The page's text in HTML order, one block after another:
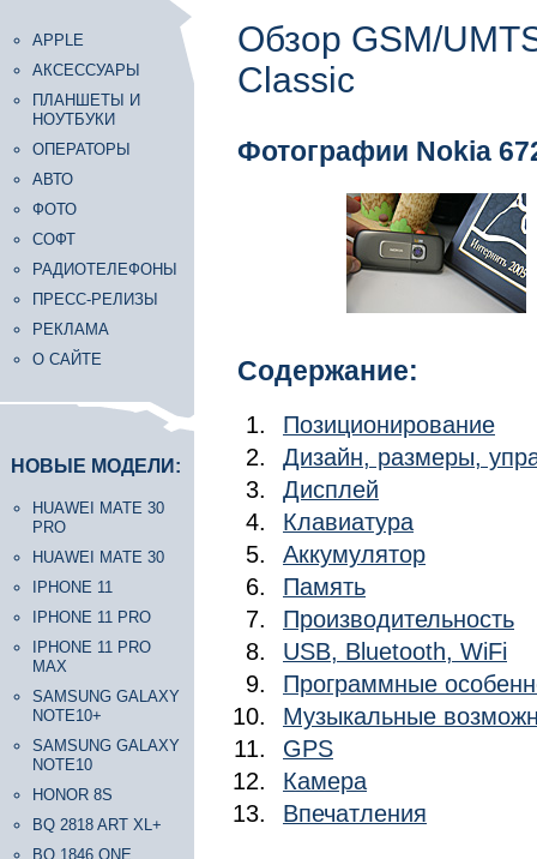
APPLE
АКСЕССУАРЫ
ПЛАНШЕТЫ И
НОУТБУКИ
ОПЕРАТОРЫ
АВТО
ФОТО
СОФТ
РАДИОТЕЛЕФОНЫ
ПРЕСС-РЕЛИЗЫ
РЕКЛАМА
О САЙТЕ
НОВЫЕ МОДЕЛИ:
HUAWEI MATE 30
PRO
HUAWEI MATE 30
IPHONE 11
IPHONE 11 PRO
IPHONE 11 PRO
MAX
SAMSUNG GALAXY
NOTE10+
SAMSUNG GALAXY
NOTE10
HONOR 8S
BQ 2818 ART XL+
BQ 1846 ONE
Обзор GSM/
Classic
Фотографии Nokia
Содержание:
Позиционирование
Дизайн, размеры,
Дисплей
Клавиатура
Аккумулятор
Память
Производительность
USB, Bluetooth, WiFi
Программные
Музыкальные
GPS
Камера
Впечатления